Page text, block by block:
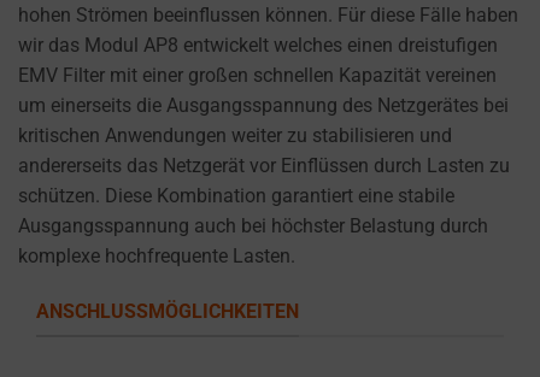
hohen Strömen beeinflussen können. Für diese Fälle haben
wir das Modul AP8 entwickelt welches einen dreistufigen
EMV Filter mit einer großen schnellen Kapazität vereinen
um einerseits die Ausgangsspannung des Netzgerätes bei
kritischen Anwendungen weiter zu stabilisieren und
andererseits das Netzgerät vor Einflüssen durch Lasten zu
schützen. Diese Kombination garantiert eine stabile
Ausgangsspannung auch bei höchster Belastung durch
komplexe hochfrequente Lasten.
ANSCHLUSSMÖGLICHKEITEN